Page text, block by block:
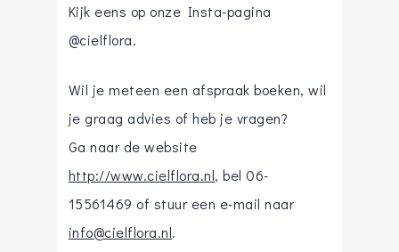
Kijk eens op onze Insta-pagina
@cielflora.
Wil je meteen een afspraak boeken, wil
je graag advies of heb je vragen?
Ga naar de website
http://www.cielflora.nl, bel 06-
15561469 of stuur een e-mail naar
info@cielflora.nl.